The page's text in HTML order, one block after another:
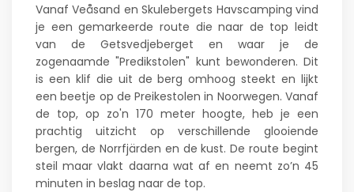
Vanaf Veåsand en Skulebergets Havscamping vind
je een gemarkeerde route die naar de top leidt
van de Getsvedjeberget en waar je de
zogenaamde "Predikstolen" kunt bewonderen. Dit
is een klif die uit de berg omhoog steekt en lijkt
een beetje op de Preikestolen in Noorwegen. Vanaf
de top, op zo'n 170 meter hoogte, heb je een
prachtig uitzicht op verschillende glooiende
bergen, de Norrfjärden en de kust. De route begint
steil maar vlakt daarna wat af en neemt zo’n 45
minuten in beslag naar de top.